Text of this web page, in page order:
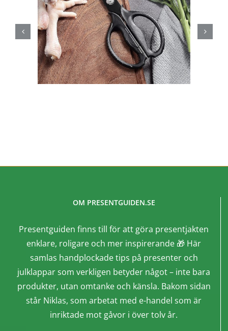
OM PRESENTGUIDEN.SE
Presentguiden finns till för att göra presentjakten
enklare, roligare och mer inspirerande 🎁 Här
samlas handplockade tips på presenter och
julklappar som verkligen betyder något – inte bara
produkter, utan omtanke och känsla. Bakom sidan
står Niklas, som arbetat med e-handel som är
inriktade mot gåvor i över tolv år.